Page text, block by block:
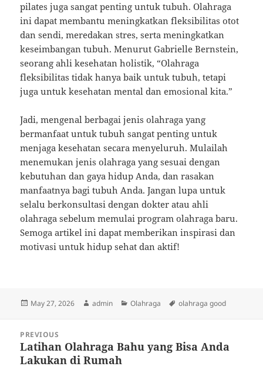
pilates juga sangat penting untuk tubuh. Olahraga
ini dapat membantu meningkatkan fleksibilitas otot
dan sendi, meredakan stres, serta meningkatkan
keseimbangan tubuh. Menurut Gabrielle Bernstein,
seorang ahli kesehatan holistik, “Olahraga
fleksibilitas tidak hanya baik untuk tubuh, tetapi
juga untuk kesehatan mental dan emosional kita.”
Jadi, mengenal berbagai jenis olahraga yang
bermanfaat untuk tubuh sangat penting untuk
menjaga kesehatan secara menyeluruh. Mulailah
menemukan jenis olahraga yang sesuai dengan
kebutuhan dan gaya hidup Anda, dan rasakan
manfaatnya bagi tubuh Anda. Jangan lupa untuk
selalu berkonsultasi dengan dokter atau ahli
olahraga sebelum memulai program olahraga baru.
Semoga artikel ini dapat memberikan inspirasi dan
motivasi untuk hidup sehat dan aktif!
Posted
May 27, 2026 Author
admin Categories
Olahraga Tags
olahraga good
navigation
PREVIOUS
Previous
post:
Latihan Olahraga Bahu yang Bisa Anda
Lakukan di Rumah